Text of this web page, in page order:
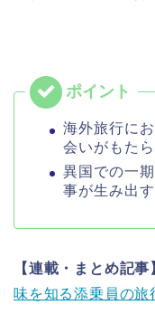
海外旅行に
会いがもた
異国での一
事が生み出
【連載・まとめ記事
味を知る添乗員の旅